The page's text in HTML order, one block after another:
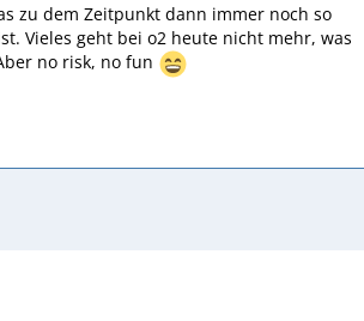
zu dem Zeitpunkt dann immer noch so
Vieles geht bei o2 heute nicht mehr, was
no risk, no fun